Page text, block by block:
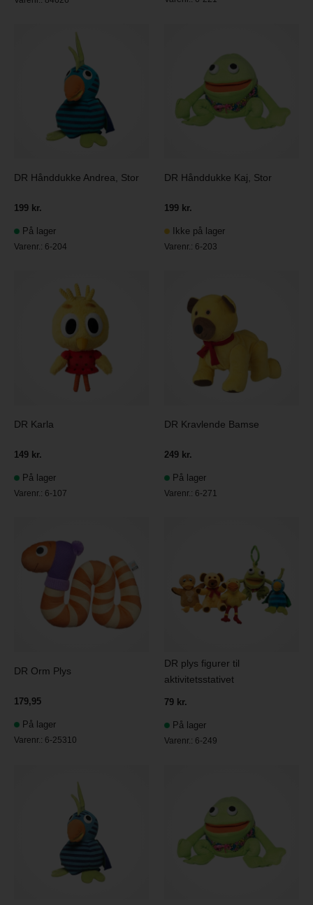
DR Hånddukke Andrea, Stor
199 kr.
På lager
Varenr.: 6-204
DR Hånddukke Kaj, Stor
199 kr.
Ikke på lager
Varenr.: 6-203
DR Karla
149 kr.
På lager
Varenr.: 6-107
DR Kravlende Bamse
249 kr.
På lager
Varenr.: 6-271
DR Orm Plys
179,95
På lager
Varenr.: 6-25310
DR plys figurer til
aktivitetsstativet
79 kr.
På lager
Varenr.: 6-249